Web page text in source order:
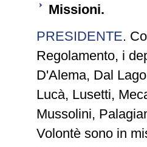
Missioni.
PRESIDENTE.
Regolamento, i
D'Alema, Dal
Lucà, Lusetti,
Mussolini,
Volontè sono in